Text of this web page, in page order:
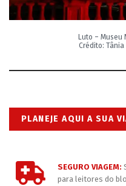
Luto – Museu
Crédito:
PLANEJE AQUI A SUA
SEGURO VIAGEM:
para leitores do